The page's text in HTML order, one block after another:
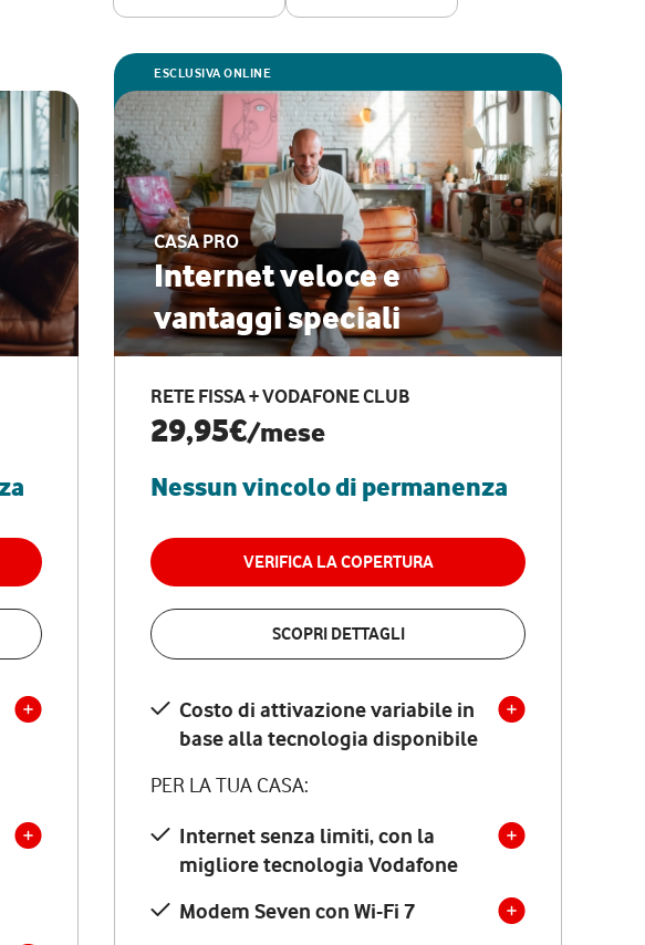
ESCLUSIVA ONLINE
CASA PRO
Internet veloce e
vantaggi speciali
RETE FISSA + VODAFONE CLUB
29,95€/mese
Nessun vincolo di permanenza
VERIFICA LA COPERTURA
SCOPRI DETTAGLI
Costo di attivazione variabile in
base alla tecnologia disponibile
PER LA TUA CASA:
Internet senza limiti, con la
migliore tecnologia Vodafone
Modem Seven con Wi-Fi 7